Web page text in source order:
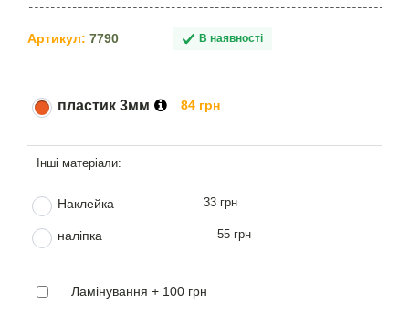
Артикул: 7790 В наявності
пластик 3мм 84 грн
Наклейка 33 грн
наліпка 55 грн
Ламінування + 100 грн